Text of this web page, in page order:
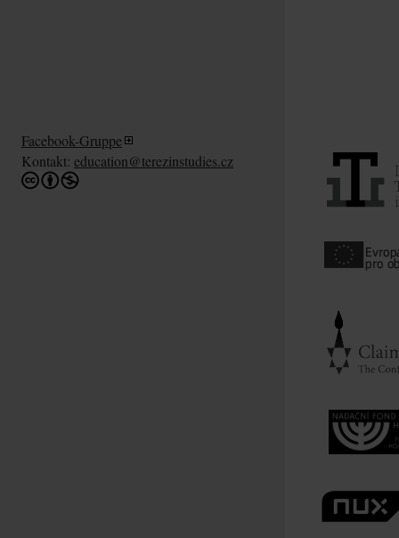
Facebook-Gruppe
Kontakt: education@terezinstudies.cz